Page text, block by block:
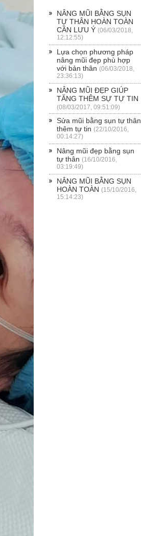
NÂNG MŨI BẰNG SỤN
TỰ THÂN HOÀN TOÀN
CẦN LƯU Ý (06/03/2018,
12:12:55)
Lựa chọn phương pháp
nâng mũi đẹp phù hợp
với bản thân (06/03/2018,
23:36:13)
NÂNG MŨI ĐẸP GIÚP
TĂNG THÊM SỰ TỰ TIN
(08/03/2017, 09:51:09)
Sửa mũi bằng sụn tự thân
thêm tự tin (22/10/2016,
00:14:27)
Nâng mũi đẹp bằng sụn
tự thân (16/10/2016,
03:19:49)
NÂNG MŨI BẰNG SỤN
HOÀN TOÀN (15/10/2016,
15:14:23)